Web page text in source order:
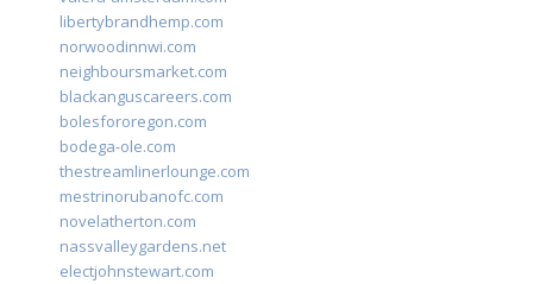
libertybrandhemp.com
norwoodinnwi.com
neighboursmarket.com
blackanguscareers.com
bolesfororegon.com
bodega-ole.com
thestreamlinerlounge.com
mestrinorubanofc.com
novelatherton.com
nassvalleygardens.net
electjohnstewart.com